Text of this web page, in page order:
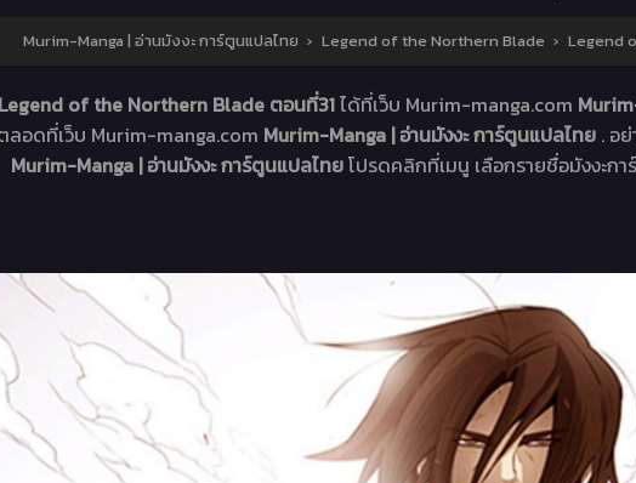
Murim-Manga | อ่านมังงะ การ์ตูนแปลไทย › Legend of the Northern Blade › Legend
Legend of the Northern Blade ตอนที่31ได้ที่เว็บ Murim-manga.com
ลอดที่เว็บ Murim-manga.com Murim-Manga | อ่านมังงะ การ์ตูนแปลไทย . อ
Murim-Manga | อ่านมังงะ การ์ตูนแปลไทยโปรดคลิกที่เมนู เลือกรายชื่อมังงะก